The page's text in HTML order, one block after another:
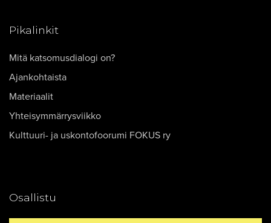
Pikalinkit
Mitä katsomusdialogi on?
Ajankohtaista
Materiaalit
Yhteisymmärrysviikko
Kulttuuri- ja uskontofoorumi FOKUS ry
Osallistu